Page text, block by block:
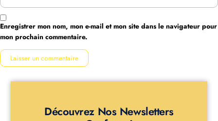
Enregistrer mon nom, mon e-mail et mon site dans le navigateur pour
mon prochain commentaire.
Découvrez Nos Newsletters